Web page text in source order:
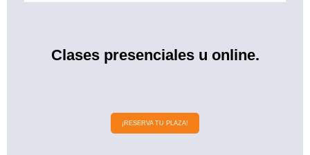
Clases presenciales u online.
¡RESERVA TU PLAZA!